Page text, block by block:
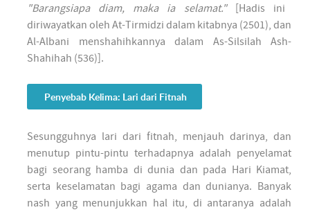
"Barangsiapa diam, maka ia selamat."
[Hadis ini
diriwayatkan oleh At-Tirmidzi dalam kitabnya (2501), dan
Al-Albani menshahihkannya dalam As-Silsilah Ash-
Shahihah (536)].
Penyebab Kelima: Lari dari Fitnah
Sesungguhnya lari dari fitnah, menjauh darinya, dan
menutup pintu-pintu terhadapnya adalah penyelamat
bagi seorang hamba di dunia dan pada Hari Kiamat,
serta keselamatan bagi agama dan dunianya. Banyak
nash yang menunjukkan hal itu, di antaranya adalah